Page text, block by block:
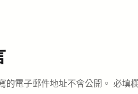
的電子郵件地址不會公開。 必填